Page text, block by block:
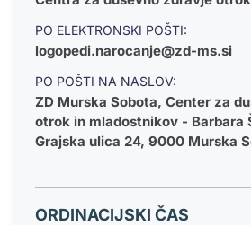
PO ELEKTRONSKI POŠTI:
logopedi.narocanje@zd-ms.si
PO POŠTI NA NASLOV:
ZD Murska Sobota, Center za
otrok in mladostnikov - Barbara
Grajska ulica 24, 9000 Murska
ORDINACIJSKI ČAS